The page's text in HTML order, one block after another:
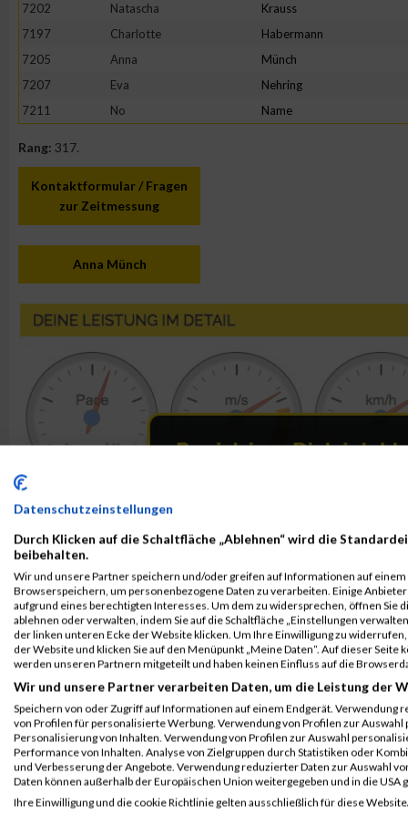
7202
Natascha Krauss
7197
Charlotte Habermann
7205
Anna Münch
7207
Eva Nehring
7211
No Name
Rang: 317.
Kontaktformular / Fragen
zur Zeitmessung
Anna Münch
ALBUM B2RUN MÜNCHEN / 15.07.2026
Datenschutzeinstellungen
Durch Klicken auf die Schaltfläche „Ablehnen“ wird die
beibehalten.
Wir und unsere Partner speichern und/oder greifen auf Informationen auf einem
Browserspeichern, um personenbezogene Daten zu verarbeiten. Einige
aufgrund eines berechtigten Interesses. Um dem zu widersprechen, öffnen Sie
ablehnen oder verwalten, indem Sie auf die Schaltfläche „Einstellungen
der linken unteren Ecke der Website klicken. Um Ihre Einwilligung zu
der Website und klicken Sie auf den Menüpunkt „Meine Daten“. Auf dieser
werden unseren Partnern mitgeteilt und haben keinen Einfluss auf die
Wir und unsere Partner verarbeiten Daten, um die Leistung der
Speichern von oder Zugriff auf Informationen auf einem Endgerät. Verwendung
von Profilen für personalisierte Werbung. Verwendung von Profilen zur
Personalisierung von Inhalten. Verwendung von Profilen zur Auswahl
Performance von Inhalten. Analyse von Zielgruppen durch Statistiken oder
und Verbesserung der Angebote. Verwendung reduzierter Daten zur Auswahl
Daten können außerhalb der Europäischen Union weitergegeben und in die USA
Ihre Einwilligung und die cookie Richtlinie gelten ausschließlich für diese